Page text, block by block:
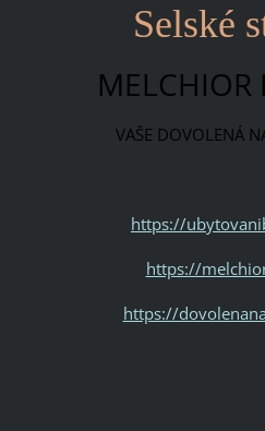
Selské
MELCHIOR
VAŠE DOVOLENÁ
https://
https://
https://